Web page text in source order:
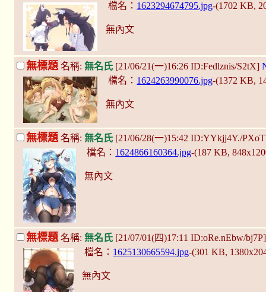
檔名： 1623294674795.jpg-(1702 KB,
無內文
無標題 名稱: 無名氏 [21/06/21(一)16:26 ID:Fedlznis/S2tX]
檔名： 1624263990076.jpg-(1372 KB,
無內文
無標題 名稱: 無名氏 [21/06/28(一)15:42 ID:YYkjj4Y./
檔名： 1624866160364.jpg-(187 KB,
無內文
無標題 名稱: 無名氏 [21/07/01(四)17:11 ID:oRe.nEbw/
檔名： 1625130665594.jpg-(301 KB,
無內文